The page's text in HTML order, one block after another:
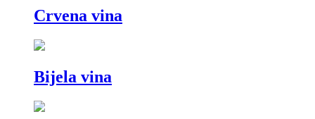
Crvena vina
Bijela vina